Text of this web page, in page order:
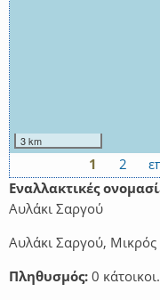
3 km
Σελίδες
1 2
Εναλλακτικές
Αυλάκι Σαργού
Αυλάκι Σαργού,
Πληθυσμός: 0 κάτοικοι.